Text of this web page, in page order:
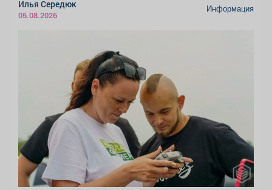
Илья Середюк
05.08.2026
Информация